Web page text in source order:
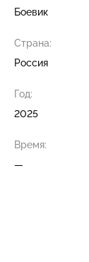
Боевик
Страна:
Россия
Год:
2025
Время:
—